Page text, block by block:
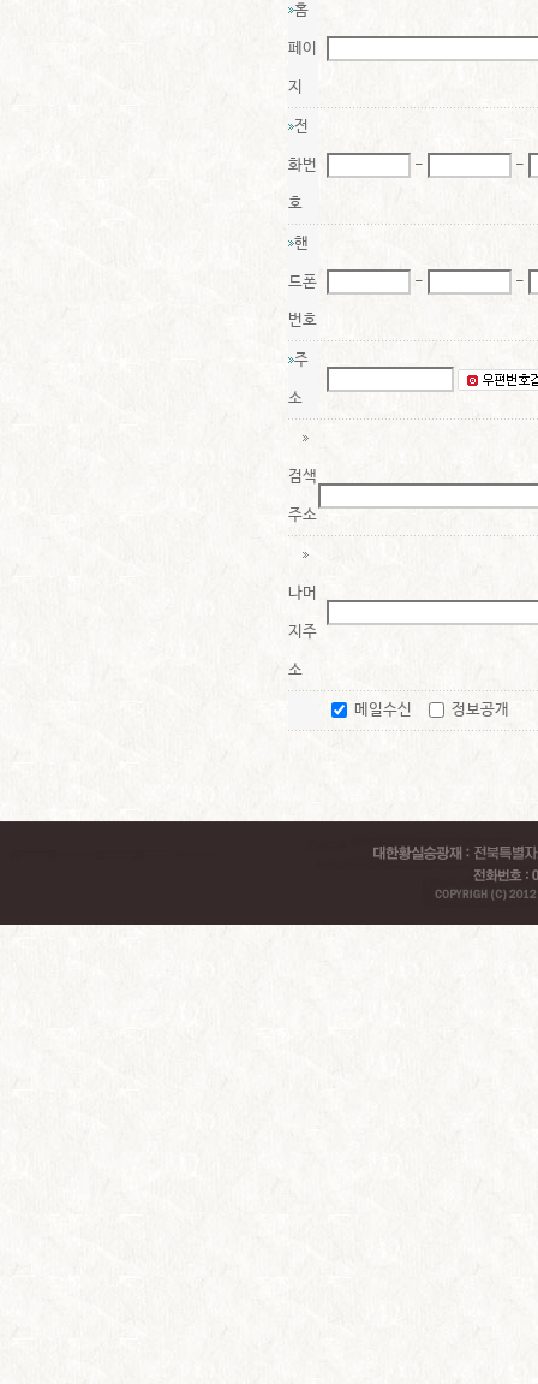
홈
페이
지
전
화번
호
- -
핸
드폰
번호
- -
주
소
검색
주소
나머
지주
소
메일수신 정보공개